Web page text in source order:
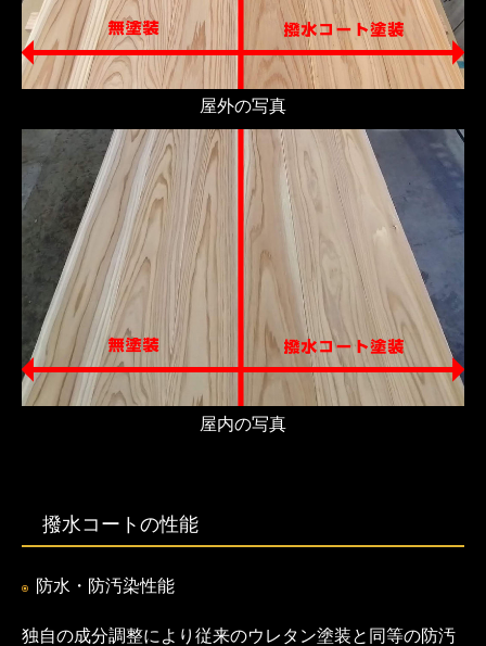
屋外の写真
屋内の写真
撥水コートの性能
防水・防汚染性能
独自の成分調整により従来のウレタン塗装と同等の防汚